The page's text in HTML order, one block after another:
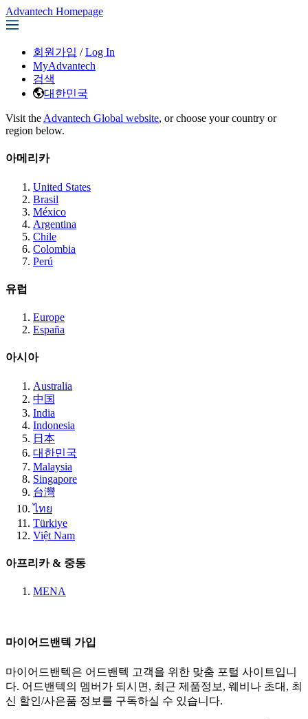
Advantech Homepage
회원가입 / Log In
MyAdvantech
검색
대한민국
Visit the Advantech Global website, or choose your country or
region below.
아메리카
United States
Brasil
México
Argentina
Chile
Colombia
Perú
유럽
Europe
España
아시아
Australia
中国
India
Indonesia
日本
대한민국
Malaysia
Singapore
台灣
ไทย
Türkiye
Việt Nam
아프리카 & 중동
MENA
마이어드밴텍 가입
마이어드밴텍은 어드밴텍 고객을 위한 맞춤 포털 사이트입니
다. 어드밴텍의 멤버가 되시면, 최근 제품정보, 웨비나 초대, 최
신 할인/사은품 정보를 구독하실 수 있습니다.